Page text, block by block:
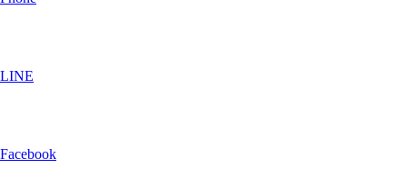
LINE
Facebook